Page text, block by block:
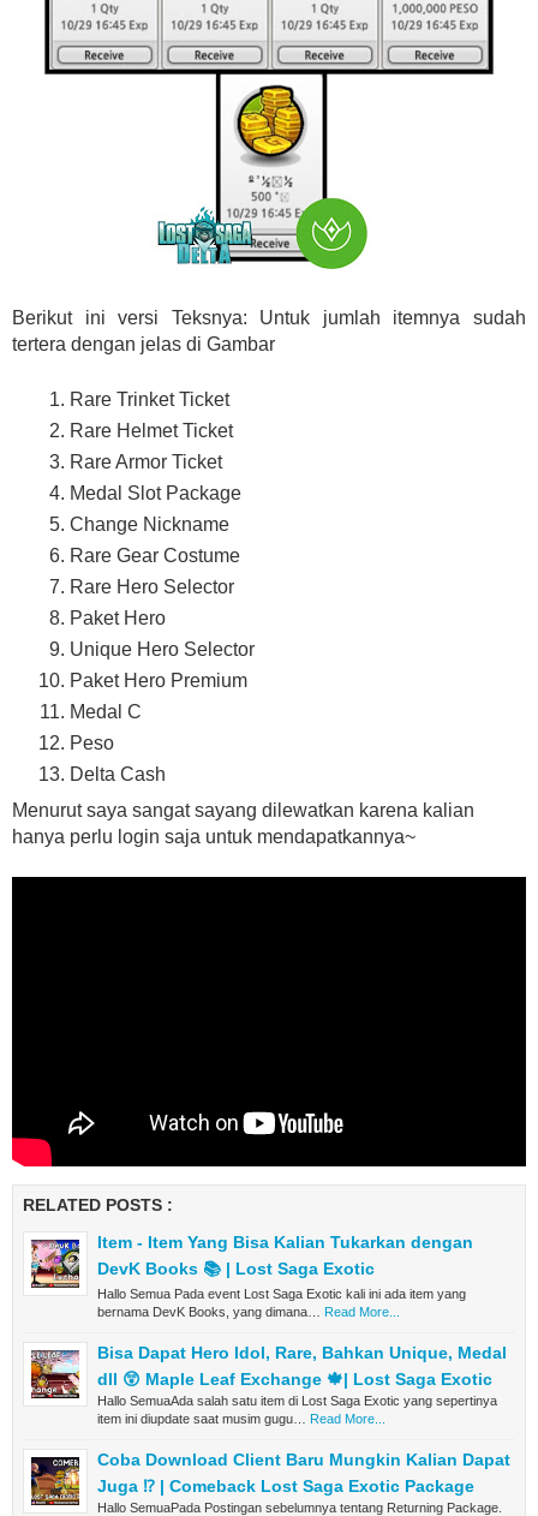
Berikut ini versi Teksnya: Untuk jumlah itemnya sudah
tertera dengan jelas di Gambar
Rare Trinket Ticket
Rare Helmet Ticket
Rare Armor Ticket
Medal Slot Package
Change Nickname
Rare Gear Costume
Rare Hero Selector
Paket Hero
Unique Hero Selector
Paket Hero Premium
Medal C
Peso
Delta Cash
Menurut saya sangat sayang dilewatkan karena kalian
hanya perlu login saja untuk mendapatkannya~
RELATED POSTS :
Item - Item Yang Bisa Kalian Tukarkan dengan
DevK Books 📚 | Lost Saga Exotic
Hallo Semua Pada event Lost Saga Exotic kali ini ada item yang
bernama DevK Books, yang dimana…
Read More...
Bisa Dapat Hero Idol, Rare, Bahkan Unique, Medal
dll 😲 Maple Leaf Exchange 🍁| Lost Saga Exotic
Hallo SemuaAda salah satu item di Lost Saga Exotic yang sepertinya
item ini diupdate saat musim gugu…
Read More...
Coba Download Client Baru Mungkin Kalian Dapat
Juga ⁉ | Comeback Lost Saga Exotic Package
Hallo SemuaPada Postingan sebelumnya tentang Returning Package.